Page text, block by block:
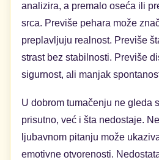
analizira, a premalo oseća ili
srca. Previše pehara može
preplavljuju realnost. Previše
strast bez stabilnosti. Previše
sigurnost, ali manjak
U dobrom tumačenju ne gleda
prisutno, već i šta nedostaje.
ljubavnom pitanju može
emotivne otvorenosti.